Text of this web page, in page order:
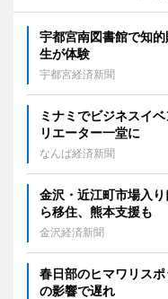
宇都宮南図書館で知
生が体験
宇都宮経済新聞
ミナミでビジネスイ
リエーター一堂に
なんば経済新聞
金沢・近江町市場入
ら移住、熊本支援も
金沢経済新聞
春日部のヒマワリス
の影響で遅れ